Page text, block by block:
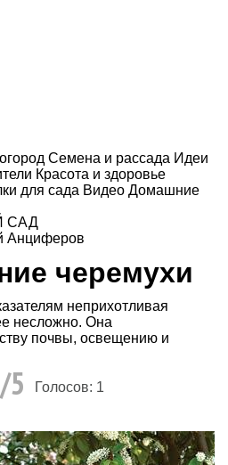
Семена и рассада Идеи
Красота и здоровье
для сада Видео Домашние
САД
Анциферов
черемухи
неприхотливая
несложно. Она
почвы, освещению и
/5 Голосов: 1